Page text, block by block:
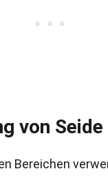
von Seide
Bereichen